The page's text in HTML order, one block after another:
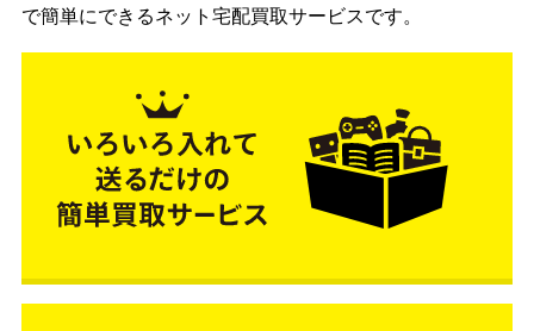
で簡単にできるネット宅配買取サービスです。